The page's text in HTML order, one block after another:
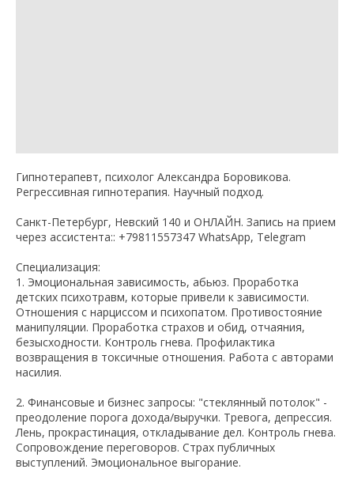
Гипнотерапевт, психолог Александра Боровикова.
Регрессивная гипнотерапия. Научный подход.
Санкт-Петербург, Невский 140 и ОНЛАЙН. Запись на прием
через ассистента:: +79811557347 WhatsApp, Telegram
Специализация:
1. Эмоциональная зависимость, абьюз. Проработка
детских психотравм, которые привели к зависимости.
Отношения с нарциссом и психопатом. Противостояние
манипуляции. Проработка страхов и обид, отчаяния,
безысходности. Контроль гнева. Профилактика
возвращения в токсичные отношения. Работа с авторами
насилия.
2. Финансовые и бизнес запросы: "стеклянный потолок" -
преодоление порога дохода/выручки. Тревога, депрессия.
Лень, прокрастинация, откладывание дел. Контроль гнева.
Сопровождение переговоров. Страх публичных
выступлений. Эмоциональное выгорание.